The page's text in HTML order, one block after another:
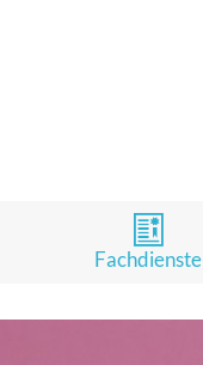
Fachdienste